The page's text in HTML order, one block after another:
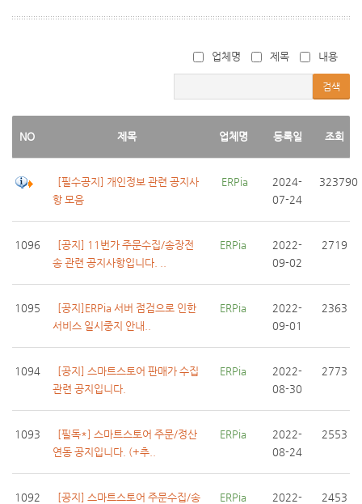
업체명 제목 내용
검색
NO 제목 업체명 등록일 조회
[필수공지] 개인정보 관련 공지사
항 모음
ERPia
2024-
07-24
323790
1096
[공지] 11번가 주문수집/송장전
송 관련 공지사항입니다. ..
ERPia
2022-
09-02
2719
1095
[공지]ERPia 서버 점검으로 인한
서비스 일시중지 안내..
ERPia
2022-
09-01
2363
1094
[공지] 스마트스토어 판매가 수집
관련 공지입니다.
ERPia
2022-
08-30
2773
1093
[필독*] 스마트스토어 주문/정산
연동 공지입니다. (+추..
ERPia
2022-
08-24
2553
1092
[공지] 스마트스토어 주문수집/송
ERPia
2022-
2453